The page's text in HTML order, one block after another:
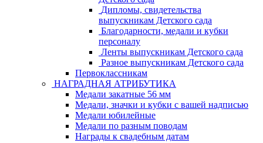
Дипломы, свидетельства
выпускникам Детского сада
Благодарности, медали и кубки
персоналу
Ленты выпускникам Детского сада
Разное выпускникам Детского сада
Первоклассникам
НАГРАДНАЯ АТРИБУТИКА
Медали закатные 56 мм
Медали, значки и кубки с вашей надписью
Медали юбилейные
Медали по разным поводам
Награды к свадебным датам